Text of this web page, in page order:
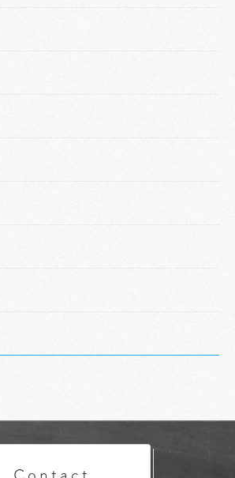
Contact